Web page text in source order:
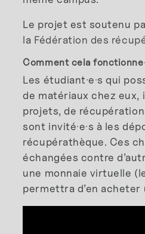
Le projet est soutenu par
la Fédération des
Comment cela
Les étudiant·e·s qui
de matériaux chez eux,
projets, de
sont invité·e·s à les
récupérathèque. Ces
échangées contre
une monnaie virtuelle
permettra d’en